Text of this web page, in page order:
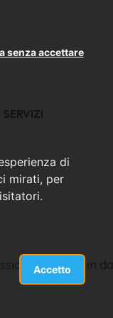
di
mirati, per
Accetto
senza accettare
SERVIZI
riunitasi in